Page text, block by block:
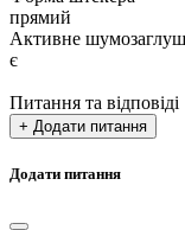
прямий
Активне
є
Питання та відповіді
+ Додати питання
Додати питання